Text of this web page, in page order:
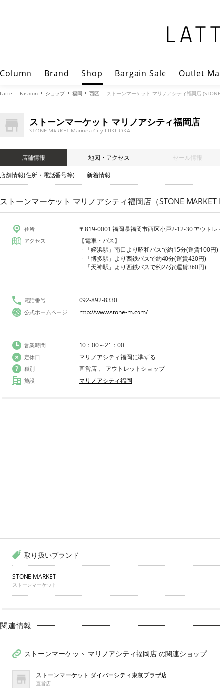
Column Brand Shop Bargain Sale Outlet
Latte Fashion ショップ 福岡 西区 ストーンマーケット マリノアシティ福岡店
ストーンマーケット マリノアシティ福岡店
STONE MARKET Marinoa City FUKUOKA
店舗情報 地図・アクセス セール情報
店舗情報(住所・電話番号等) 新着情報
ストーンマーケット マリノアシティ福岡店（STONE
住所 〒819-0001 福岡県福岡市西区小戸2-12-30 アウト
アクセス
【電車・バス】
・「姪浜駅」南口より昭和バスで約15分(運賃100円)
・「博多駅」より西鉄バスで約40分(運賃420円)
・「天神駅」より西鉄バスで約27分(運賃360円)
電話番号 092-892-8330
公式ホームページ http://www.stone-m.com/
営業時間 10：00～21：00
定休日 マリノアシティ福岡に準ずる
種別 直営店 、 アウトレットショップ
施設 マリノアシティ福岡
取り扱いブランド
STONE MARKET
ストーンマーケット
関連情報
ストーンマーケット マリノアシティ福岡店 の関連ショップ
ストーンマーケット ダイバーシティ東京プラザ店
直営店